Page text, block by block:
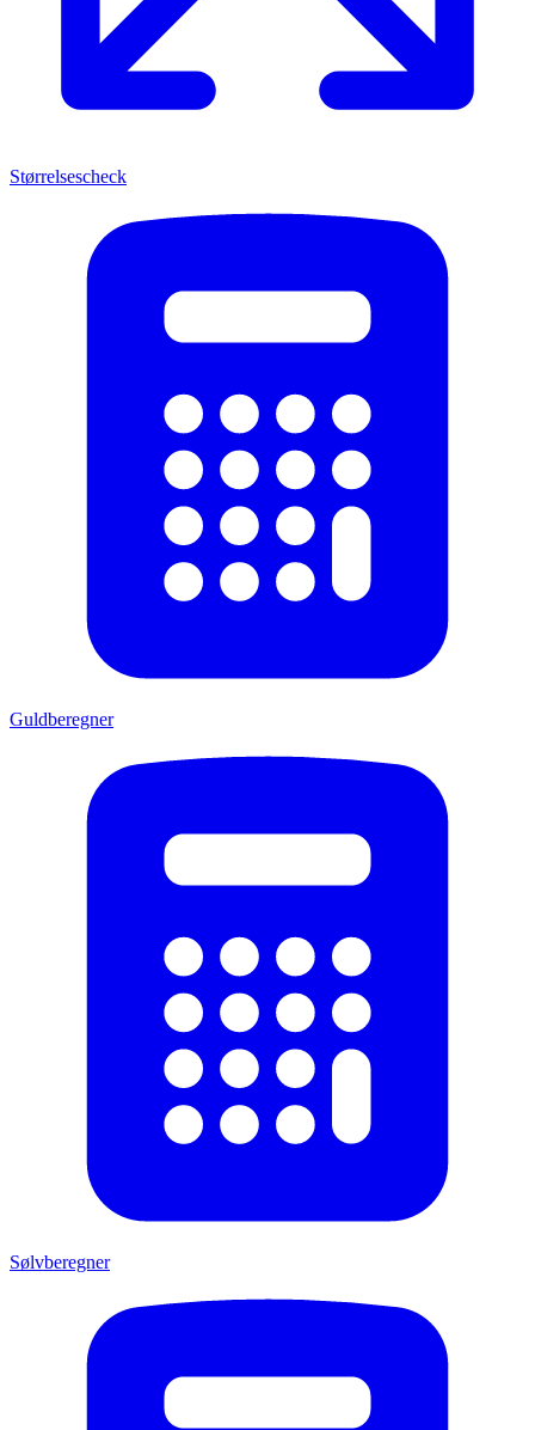
Størrelsescheck
Guldberegner
Sølvberegner